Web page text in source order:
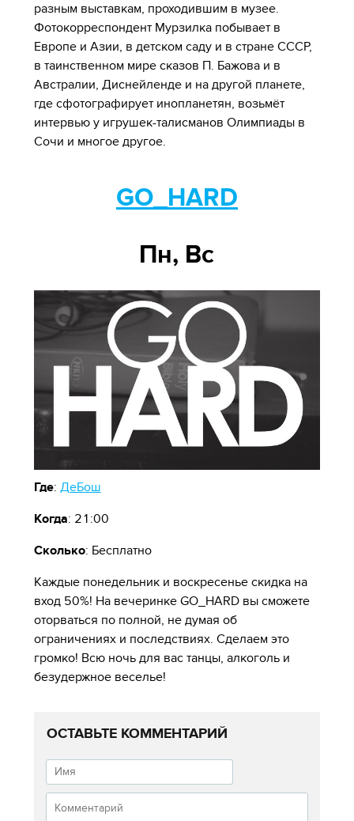
разным выставкам, проходившим в музее.
Фотокорреспондент Мурзилка побывает в
Европе и Азии, в детском саду и в стране СССР,
в таинственном мире сказов П. Бажова и в
Австралии, Диснейленде и на другой планете,
где сфотографирует инопланетян, возьмёт
интервью у игрушек-талисманов Олимпиады в
Сочи и многое другое.
GO_HARD
Пн, Вс
Где: ДеБош
Когда: 21:00
Сколько: Бесплатно
Каждые понедельник и воскресенье скидка на
вход 50%! На вечеринке GO_HARD вы сможете
оторваться по полной, не думая об
ограничениях и последствиях. Сделаем это
громко! Всю ночь для вас танцы, алкоголь и
безудержное веселье!
ОСТАВЬТЕ КОММЕНТАРИЙ